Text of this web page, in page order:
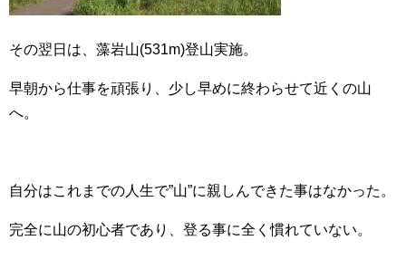
その翌日は、藻岩山(531m)登山実施。
早朝から仕事を頑張り、少し早めに終わらせて近くの山
へ。
自分はこれまでの人生で”山”に親しんできた事はなかった。
完全に山の初心者であり、登る事に全く慣れていない。